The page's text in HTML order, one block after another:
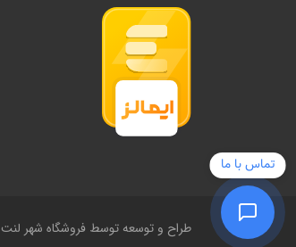
طراح و توسعه توسط فروشگاه شهر لنت
تماس با ما